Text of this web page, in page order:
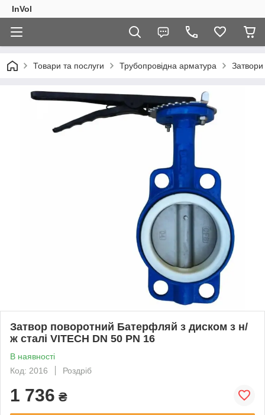
InVol
Товари та послуги Трубопровідна арматура Затвори
Затвор поворотний Батерфляй з диском з н/
ж сталі VITECH DN 50 PN 16
В наявності
Код: 2016
Роздріб
1 736 ₴